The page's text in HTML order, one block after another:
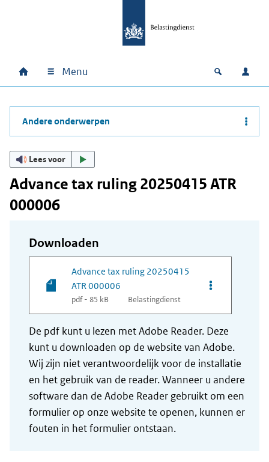
Hoofdnavigatie
Home Menu Open
Andere onderwerpen
Lees voor
Advance tax ruling 20250415 ATR
000006
Downloaden
Advance tax ruling 20250415
ATR 000006
pdf - 85 kB Belastingdienst
Opties van
De pdf kunt u lezen met Adobe Reader. Deze
kunt u downloaden op de website van Adobe.
Wij zijn niet verantwoordelijk voor de installatie
en het gebruik van de reader. Wanneer u andere
software dan de Adobe Reader gebruikt om een
formulier op onze website te openen, kunnen er
fouten in het formulier ontstaan.